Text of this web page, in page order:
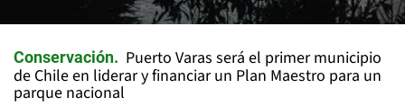
Conservación
Puerto Varas será el primer municipio
de Chile en liderar y financiar un Plan Maestro para un
parque nacional